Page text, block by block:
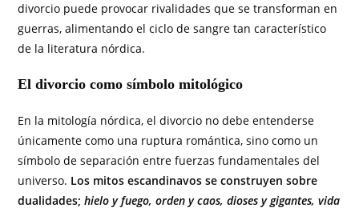
divorcio puede provocar rivalidades que se transforman en
guerras, alimentando el ciclo de sangre tan característico
de la literatura nórdica.
El divorcio como símbolo mitológico
En la mitología nórdica, el divorcio no debe entenderse
únicamente como una ruptura romántica, sino como un
símbolo de separación entre fuerzas fundamentales del
universo. Los mitos escandinavos se construyen sobre
dualidades;hielo y fuego, orden y caos, dioses y gigantes, vida